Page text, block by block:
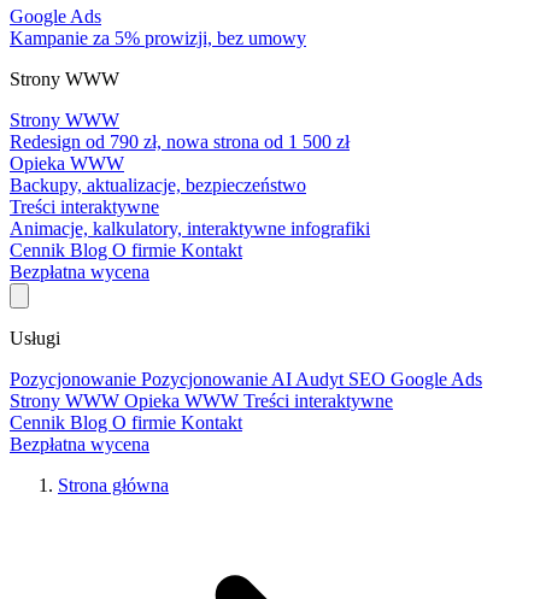
Google Ads
Kampanie za 5% prowizji, bez umowy
Strony WWW
Strony WWW
Redesign od 790 zł, nowa strona od 1 500 zł
Opieka WWW
Backupy, aktualizacje, bezpieczeństwo
Treści interaktywne
Animacje, kalkulatory, interaktywne infografiki
Cennik Blog O firmie Kontakt
Bezpłatna wycena
Usługi
Pozycjonowanie Pozycjonowanie AI Audyt SEO Google Ads
Strony WWW Opieka WWW Treści interaktywne
Cennik Blog O firmie Kontakt
Bezpłatna wycena
Strona główna